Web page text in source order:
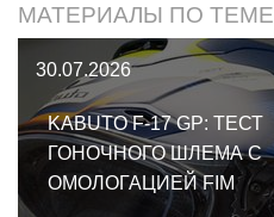
МАТЕРИАЛЫ ПО ТЕМЕ
30.07.2026
KABUTO F-17 GP: ТЕСТ
ГОНОЧНОГО ШЛЕМА С
ОМОЛОГАЦИЕЙ FIM